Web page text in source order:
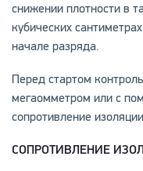
снижении плотности в
кубических
начале разряда.
Перед стартом
мегаомметром или с
сопротивление
СОПРОТИВЛЕНИЕ